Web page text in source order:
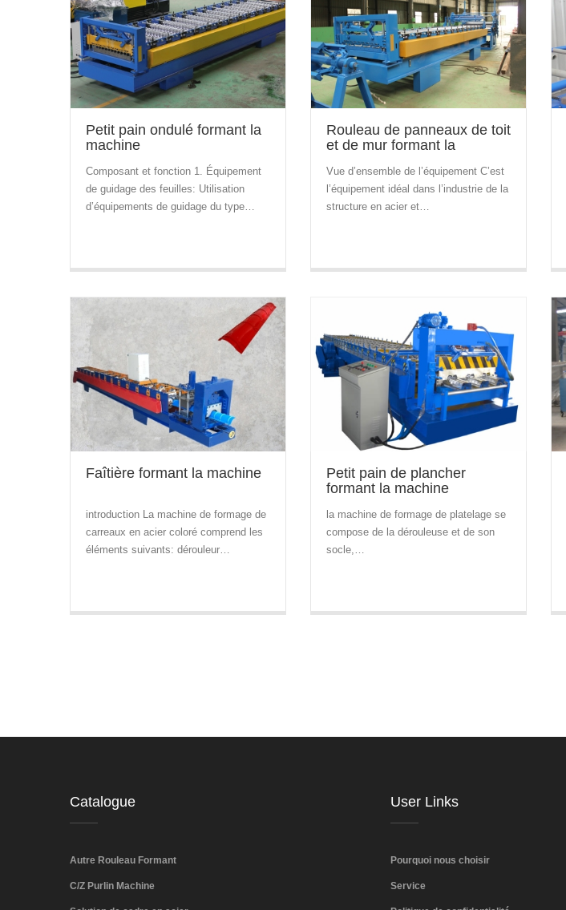
Petit pain ondulé formant la
machine
Composant et fonction 1. Équipement
de guidage des feuilles: Utilisation
d’équipements de guidage du type…
Rouleau de panneaux de toit
et de mur formant la
Vue d’ensemble de l’équipement C’est
l’équipement idéal dans l’industrie de la
structure en acier et…
Faîtière formant la machine
introduction La machine de formage de
carreaux en acier coloré comprend les
éléments suivants: dérouleur…
Petit pain de plancher
formant la machine
la machine de formage de platelage se
compose de la dérouleuse et de son
socle,…
Catalogue
Autre Rouleau Formant
C/Z Purlin Machine
User Links
Pourquoi nous choisir
Service